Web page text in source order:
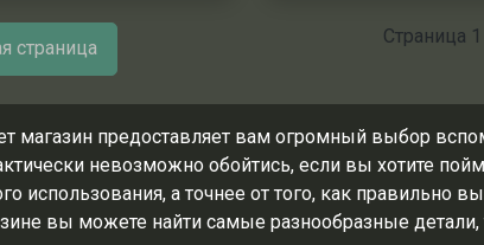
страница
Страница 1
магазин предоставляет вам огромный выбор
невозможно обойтись, если вы хотите
использования, а точнее от того, как правильно
вы можете найти самые разнообразные детали,